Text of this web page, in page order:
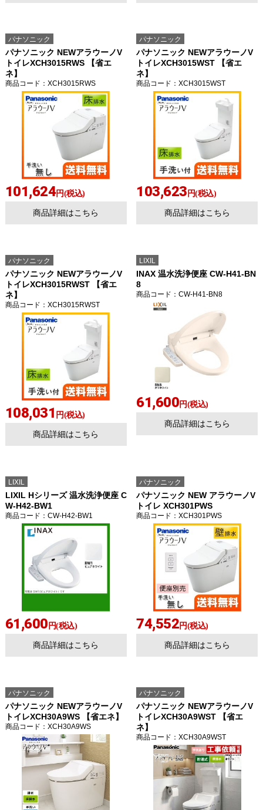
パナソニック
パナソニック NEWアラウーノV
トイレXCH3015RWS 【省エ
ネ】
商品コード ：XCH3015RWS
101,624円(税込)
商品詳細はこちら
パナソニック
パナソニック NEWアラウーノV
トイレXCH3015WST 【省エ
ネ】
商品コード ：XCH3015WST
103,623 円(税込)
商品詳細はこちら
パナソニック
パナソニック NEWアラウーノV
トイレXCH3015RWST 【省エ
ネ】
商品コード ：XCH3015RWST
108,031 円(税込)
商品詳細はこちら
LIXIL
INAX 温水洗浄便座 CW-H41-BN
8
商品コード ：CW-H41-BN8
61,600円(税込)
商品詳細はこちら
LIXIL
LIXIL Hシリーズ 温水洗浄便座 C
W-H42-BW1
商品コード ：CW-H42-BW1
61,600 円(税込)
商品詳細はこちら
パナソニック
パナソニック NEW アラウーノV
トイレ XCH301PWS
商品コード ：XCH301PWS
74,552円(税込)
商品詳細はこちら
パナソニック
パナソニック NEWアラウーノV
トイレXCH30A9WS 【省エネ】
商品コード ：XCH30A9WS
パナソニック
パナソニック NEWアラウーノV
トイレXCH30A9WST 【省エ
ネ】
商品コード ：XCH30A9WST
お買い物を続ける カートへ進む